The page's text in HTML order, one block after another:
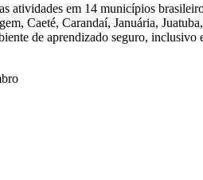
atividades em 14 municípios
Caeté, Carandaí, Januária,
de aprendizado seguro,